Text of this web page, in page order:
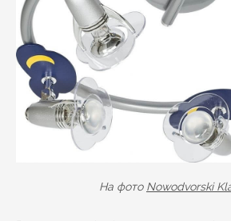
На фото Nowodvorski